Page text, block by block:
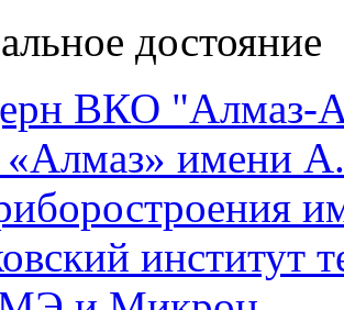
достояние
ВКО "Алмаз-
имени
институт